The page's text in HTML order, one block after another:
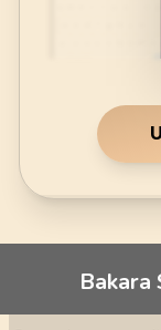
Bakara